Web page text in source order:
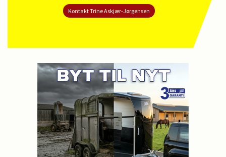
Kontakt Trine Askjær-Jørgensen